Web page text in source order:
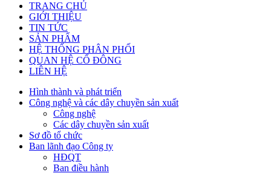
TRANG CHỦ
GIỚI THIỆU
TIN TỨC
SẢN PHẨM
HỆ THỐNG PHÂN PHỐI
QUAN HỆ CỔ ĐÔNG
LIÊN HỆ
Hình thành và phát triển
Công nghệ và các dây chuyền sản xuất
Công nghệ
Các dây chuyền sản xuất
Sơ đồ tổ chức
Ban lãnh đạo Công ty
HĐQT
Ban điều hành